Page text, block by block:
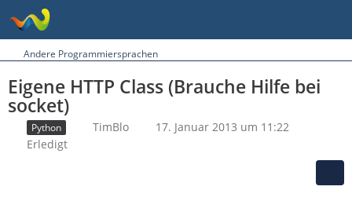
Andere Programmiersprachen
Eigene HTTP Class (Brauche Hilfe bei
socket)
Python TimBlo
17. Januar 2013 um 11:22
Erledigt